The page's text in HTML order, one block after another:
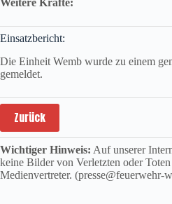
Weitere Kräfte:
Einsatzbericht:
Die Einheit Wemb wurde zu einem
gemeldet.
Zurück
Wichtiger Hinweis: Auf unserer
keine Bilder von Verletzten oder
Medienvertreter. (presse@feuerwehr-